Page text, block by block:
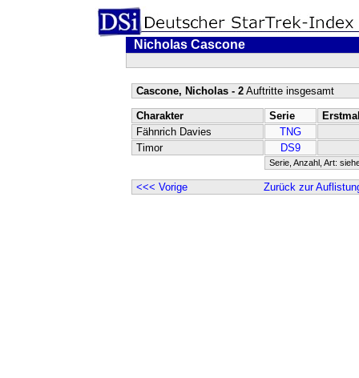
Nicholas Cascone
Cascone, Nicholas - 2Auftritte insgesamt
Charakter Serie
Fähnrich Davies
TNG
Timor
DS9
Serie, Anzahl, Art:
<<< Vorige Zurück zur